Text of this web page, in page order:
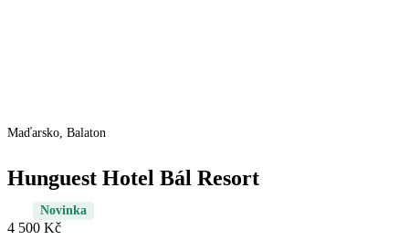
Maďarsko, Balaton
Hunguest Hotel Bál Resort
Novinka
4 500 Kč